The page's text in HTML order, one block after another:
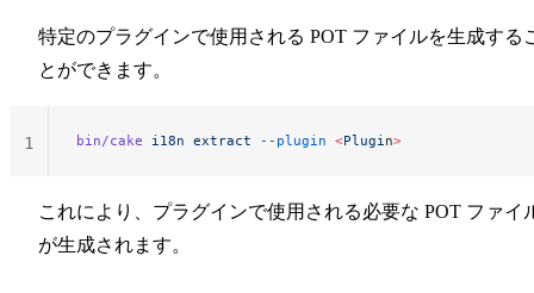
特定のプラグインで使用される POT ファイルを生成する
とができます。
bin/cake i18n extract --plugin <Plugi n>
1
これにより、プラグインで使用される必要な POT ファイ
が生成されます。